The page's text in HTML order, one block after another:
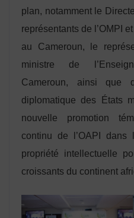
plan, notamment le
représentants de l’OMPI
au Cameroun, le
ministre de
Cameroun, ainsi que
diplomatique des États
nouvelle promotion
continu de l’OAPI dans
propriété intellectuelle
croissants du continent